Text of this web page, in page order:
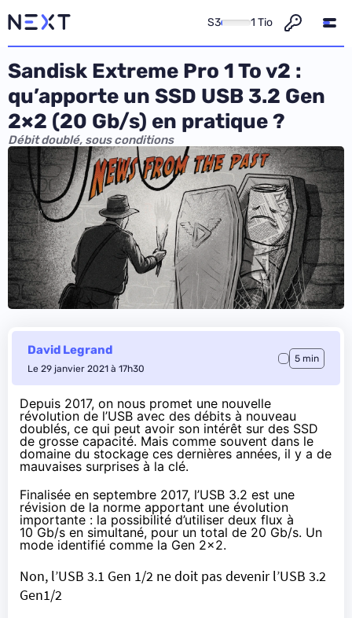
S3 1 Tio
Sandisk Extreme Pro 1 To v2 :
qu’apporte un SSD USB 3.2 Gen
2×2 (20 Gb/s) en pratique ?
Débit doublé, sous conditions
David Legrand
Le 29 janvier 2021 à 17h30
5 min
Depuis 2017, on nous promet une nouvelle
révolution de l’USB avec des débits à nouveau
doublés, ce qui peut avoir son intérêt sur des SSD
de grosse capacité. Mais comme souvent dans le
domaine du stockage ces dernières années, il y a de
mauvaises surprises à la clé.
Finalisée en septembre 2017, l’USB 3.2 est une
révision de la norme apportant une évolution
importante : la possibilité d’utiliser deux flux à
10 Gb/s en simultané, pour un total de 20 Gb/s. Un
mode identifié comme la Gen 2×2.
Non, l’USB 3.1 Gen 1/2 ne doit pas devenir l’USB 3.2
Gen1/2